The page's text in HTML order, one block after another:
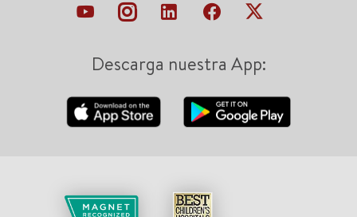
Descarga nuestra App: